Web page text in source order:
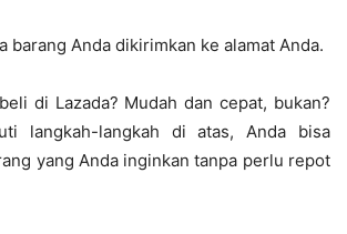
barang Anda dikirimkan ke alamat Anda.
di Lazada? Mudah dan cepat, bukan?
langkah-langkah di atas, Anda bisa
yang Anda inginkan tanpa perlu repot